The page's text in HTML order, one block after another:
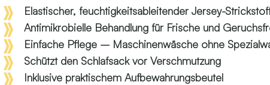
Elastischer, feuchtigkeitsableitender Jersey-
Antimikrobielle Behandlung für Frische und
Einfache Pflege – Maschinenwäsche ohne
Schützt den Schlafsack vor Verschmutzung
Inklusive praktischem Aufbewahrungsbeutel